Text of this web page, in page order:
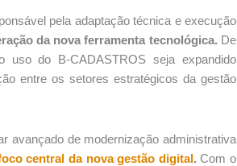
pela adaptação técnica e execução
da nova ferramenta tecnológica. De
do B-CADASTROS seja expandido
entre os setores estratégicos da gestão
avançado de modernização administrativa
central da nova gestão digital. Com o